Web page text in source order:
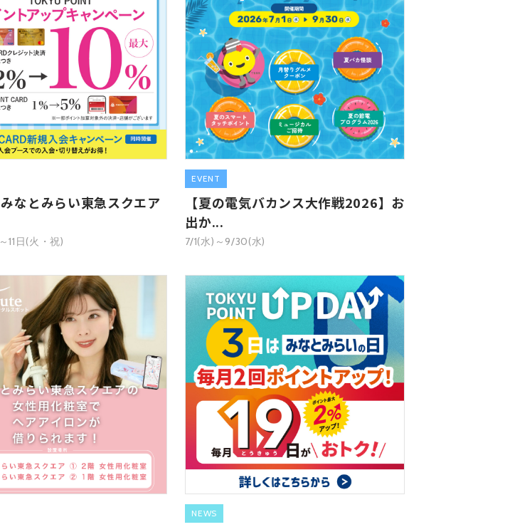
みなとみらい東急スクエア
11日(火・祝)
EVENT
【夏の電気バカンス大作戦2026】お
出か...
7/1(水)～9/30(水)
NEWS